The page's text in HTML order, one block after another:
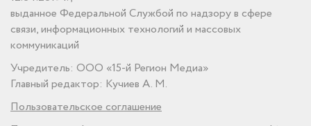
выданное Федеральной Службой по надзору в сфере
связи, информационных технологий и массовых
коммуникаций
Учредитель: ООО «15-й Регион Медиа»
Главный редактор: Кучиев А. М.
Пользовательское соглашение